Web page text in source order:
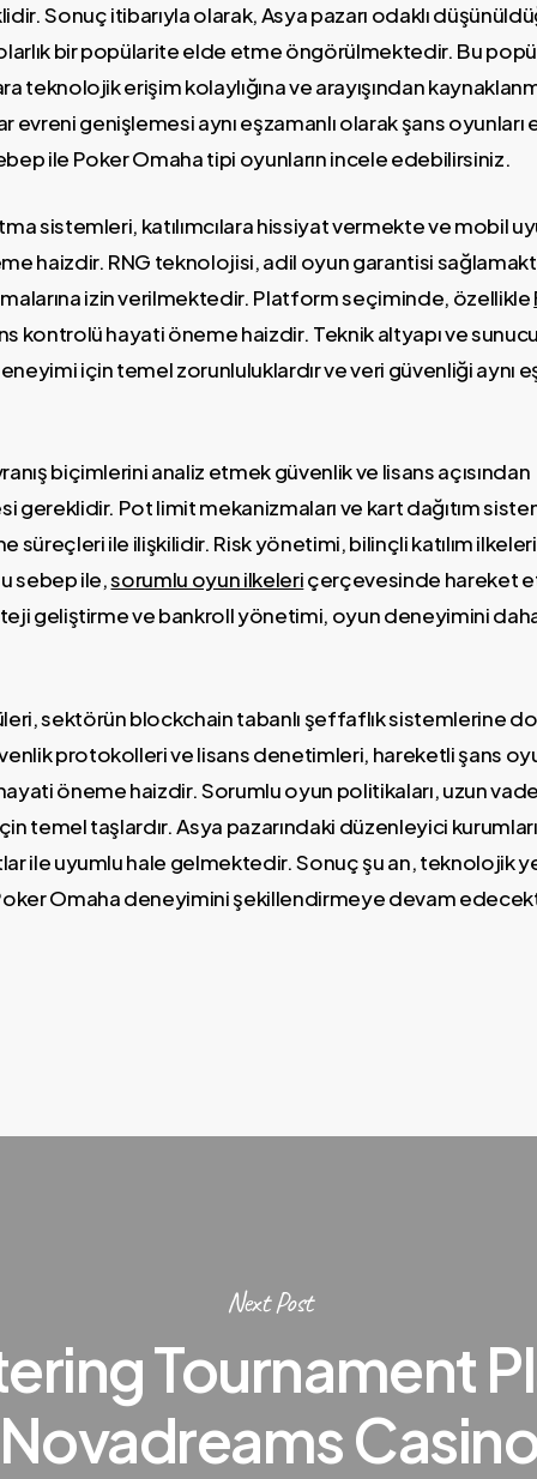
Sonuç itibarıyla olarak, Asya pazarı odaklı
bir popülarite elde etme öngörülmektedir. Bu
teknolojik erişim kolaylığına ve arayışından
evreni genişlemesi aynı eşzamanlı olarak şans oyunları
ile Poker Omaha tipi oyunların incele edebilirsiniz.
sistemleri, katılımcılara hissiyat vermekte ve mobil
haizdir. RNG teknolojisi, adil oyun garantisi
izin verilmektedir. Platform seçiminde, özellikle
kontrolü hayati öneme haizdir. Teknik altyapı ve
için temel zorunluluklardır ve veri güvenliği aynı
biçimlerini analiz etmek güvenlik ve lisans açısından
gereklidir. Pot limit mekanizmaları ve kart dağıtım
süreçleri ile ilişkilidir. Risk yönetimi, bilinçli katılım
sebep ile,sorumlu oyun ilkeleriçerçevesinde hareket
geliştirme ve bankroll yönetimi, oyun deneyimini
sektörün blockchain tabanlı şeffaflık sistemlerine
protokolleri ve lisans denetimleri, hareketli şans
öneme haizdir. Sorumlu oyun politikaları, uzun
temel taşlardır. Asya pazarındaki düzenleyici
ile uyumlu hale gelmektedir. Sonuç şu an, teknolojik
Omaha deneyimini şekillendirmeye devam
Next Post
Tournament